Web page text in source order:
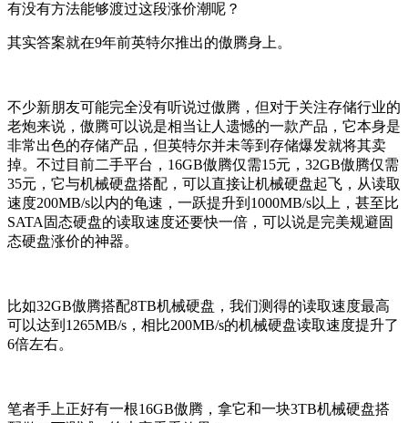
有没有方法能够渡过这段涨价潮呢？
其实答案就在9年前英特尔推出的傲腾身上。
不少新朋友可能完全没有听说过傲腾，但对于关注存储行业的
老炮来说，傲腾可以说是相当让人遗憾的一款产品，它本身是
非常出色的存储产品，但英特尔并未等到存储爆发就将其卖
掉。不过目前二手平台，16GB傲腾仅需15元，32GB傲腾仅需
35元，它与机械硬盘搭配，可以直接让机械硬盘起飞，从读取
速度200MB/s以内的龟速，一跃提升到1000MB/s以上，甚至比
SATA固态硬盘的读取速度还要快一倍，可以说是完美规避固
态硬盘涨价的神器。
比如32GB傲腾搭配8TB机械硬盘，我们测得的读取速度最高
可以达到1265MB/s，相比200MB/s的机械硬盘读取速度提升了
6倍左右。
笔者手上正好有一根16GB傲腾，拿它和一块3TB机械硬盘搭